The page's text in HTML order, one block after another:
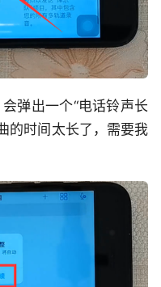
弹出一个“电话铃声长
的时间太长了，需要我